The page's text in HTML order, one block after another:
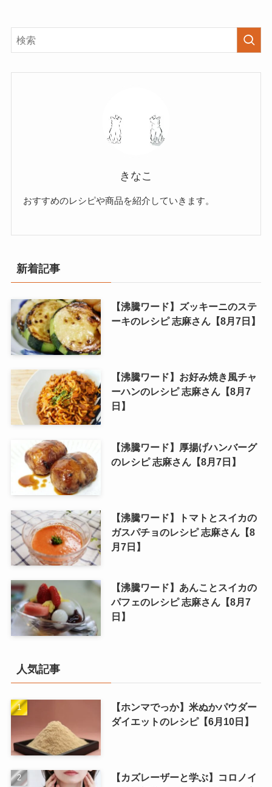
きなこ
おすすめのレシピや商品を紹介していきます。
新着記事
【沸騰ワード】ズッキーニのステ
ーキのレシピ 志麻さん【8月7日】
【沸騰ワード】お好み焼き風チャ
ーハンのレシピ 志麻さん【8月7
日】
【沸騰ワード】厚揚げハンバーグ
のレシピ 志麻さん【8月7日】
【沸騰ワード】トマトとスイカの
ガスパチョのレシピ 志麻さん【8
月7日】
【沸騰ワード】あんことスイカの
パフェのレシピ 志麻さん【8月7
日】
人気記事
【ホンマでっか】米ぬかパウダー
ダイエットのレシピ【6月10日】
【カズレーザーと学ぶ】コロノイ